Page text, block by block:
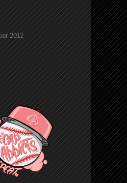
2012